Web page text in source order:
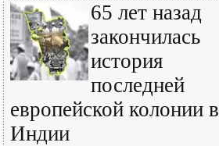
65 лет назад
закончилась
история
последней
европейской колонии в
Индии